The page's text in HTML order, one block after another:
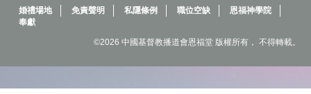
婚禮場地 免責聲明 私隱條例 職位空缺
恩福神學院
奉獻
©2026 中國基督教播道會恩福堂 版權所有， 不得轉載。